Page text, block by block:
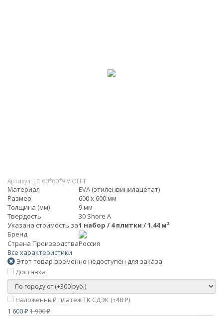
Артикул: EC 60*60*9 VIOLET
Материал
EVA (этиленвинилацетат)
Размер
600 х 600 мм
Толщина (мм)
9 мм
Твердость
30 Shore A
Указана стоимость за1 набор / 4 плитки / 1.44 м²
Бренд
Страна ПроизводстваРоссия
Все характеристики
Этот товар временно недоступен для заказа
Доставка
Наложенный платеж ТК СДЭК (+48 ₽)
1 600 ₽ 1 900₽